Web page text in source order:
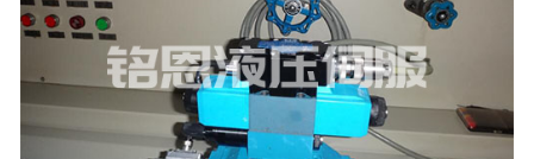
维修现场
售后服务